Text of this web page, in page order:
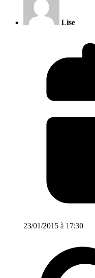
Lise
23/01/2015 à 17:30